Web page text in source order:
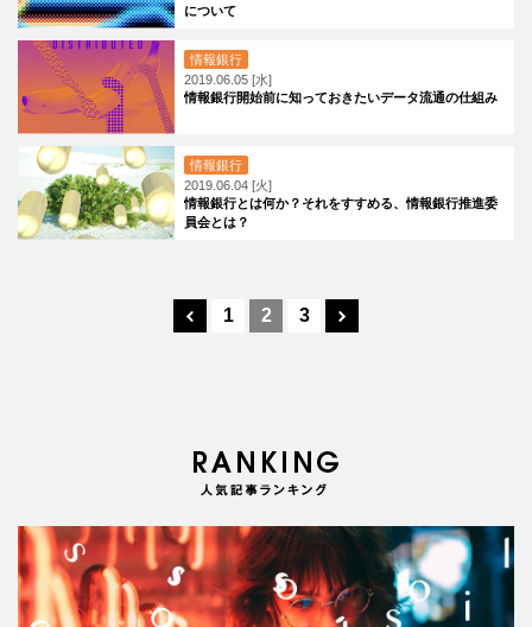
について
情報銀行
2019.06.05 [水]
情報銀行開始前に知っておきたいデータ流通の仕組み
情報銀行
2019.06.04 [火]
情報銀行とは何か？それをすすめる、情報銀行推進委
員会とは？
1 2 3